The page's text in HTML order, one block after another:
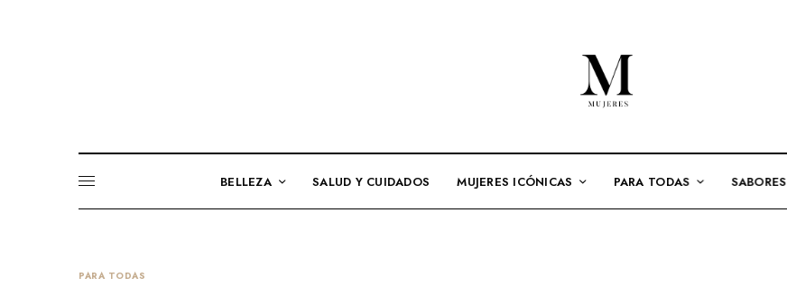
BELLEZA SALUD Y CUIDADOS MUJERES ICÓNICAS PARA TODAS SABORES
PARA TODAS